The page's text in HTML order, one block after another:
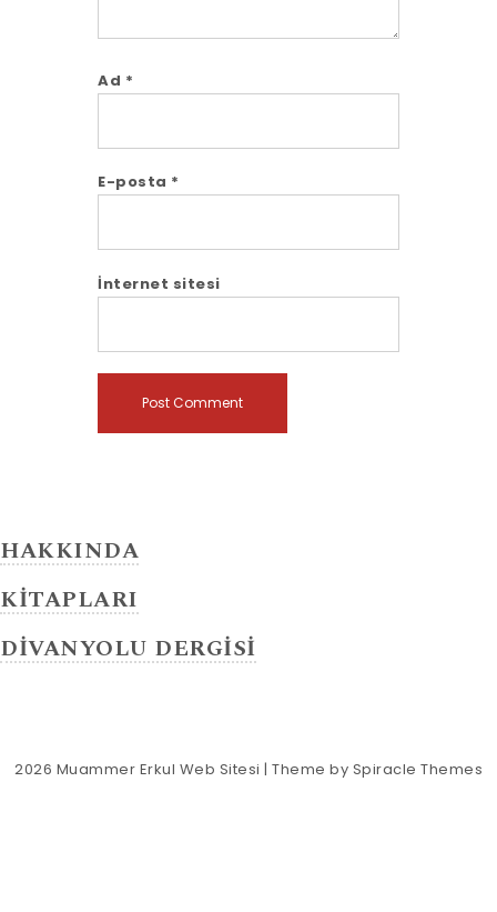
Ad *
E-posta *
İnternet sitesi
HAKKINDA
KİTAPLARI
DİVANYOLU DERGİSİ
2026 Muammer Erkul Web Sitesi | Theme by Spiracle Themes